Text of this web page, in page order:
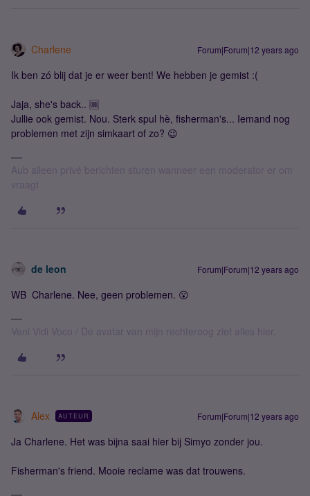
Charlene Forum|Forum|12 years ago
Ik ben zó blij dat je er weer bent! We hebben je gemist :(
Jaja, she's back.. 🆒
Jullie ook gemist. Nou. Sterk spul hè, fisherman's... Iemand nog
problemen met zijn simkaart of zo? 😉
Aub alleen privé berichten sturen wanneer een moderator er om
vraagt
de leon Forum|Forum|12 years ago
WB Charlene. Nee, geen problemen. 😮
Veni Vidi Voco / De avatar van mijn rechteroog ziet alles hier.
Alex AUTEUR Forum|Forum|12 years ago
Ja Charlene. Het was bijna saai hier bij Simyo zonder jou.
Fisherman's friend. Mooie reclame was dat trouwens.